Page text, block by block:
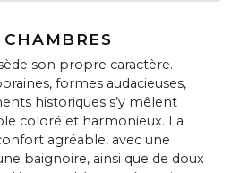
son propre caractère.
formes audacieuses,
historiques s’y mêlent
coloré et harmonieux. La
agréable, avec une
baignoire, ainsi que de doux